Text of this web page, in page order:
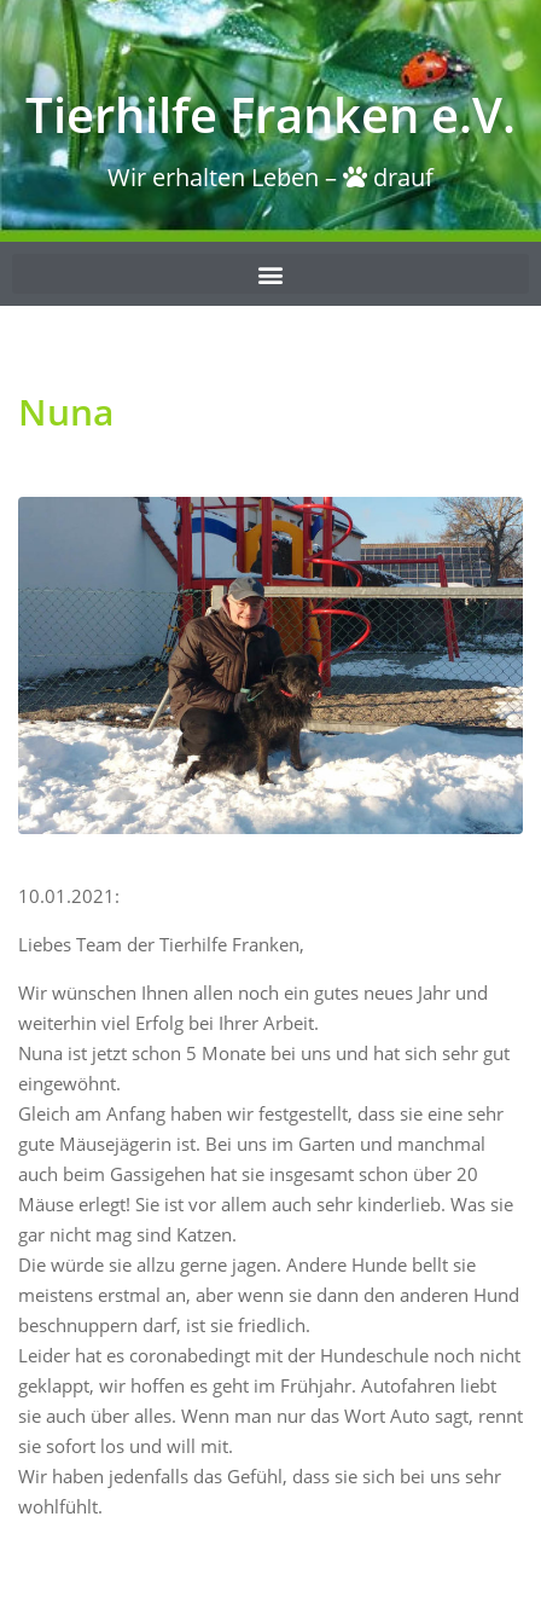
Tierhilfe Franken e.V.
Wir erhalten Leben – drauf
Nuna
10.01.2021:
Liebes Team der Tierhilfe Franken,
Wir wünschen Ihnen allen noch ein gutes neues Jahr und
weiterhin viel Erfolg bei Ihrer Arbeit.
Nuna ist jetzt schon 5 Monate bei uns und hat sich sehr gut
eingewöhnt.
Gleich am Anfang haben wir festgestellt, dass sie eine sehr
gute Mäusejägerin ist. Bei uns im Garten und manchmal
auch beim Gassigehen hat sie insgesamt schon über 20
Mäuse erlegt! Sie ist vor allem auch sehr kinderlieb. Was sie
gar nicht mag sind Katzen.
Die würde sie allzu gerne jagen. Andere Hunde bellt sie
meistens erstmal an, aber wenn sie dann den anderen Hund
beschnuppern darf, ist sie friedlich.
Leider hat es coronabedingt mit der Hundeschule noch nicht
geklappt, wir hoffen es geht im Frühjahr. Autofahren liebt
sie auch über alles. Wenn man nur das Wort Auto sagt, rennt
sie sofort los und will mit.
Wir haben jedenfalls das Gefühl, dass sie sich bei uns sehr
wohlfühlt.